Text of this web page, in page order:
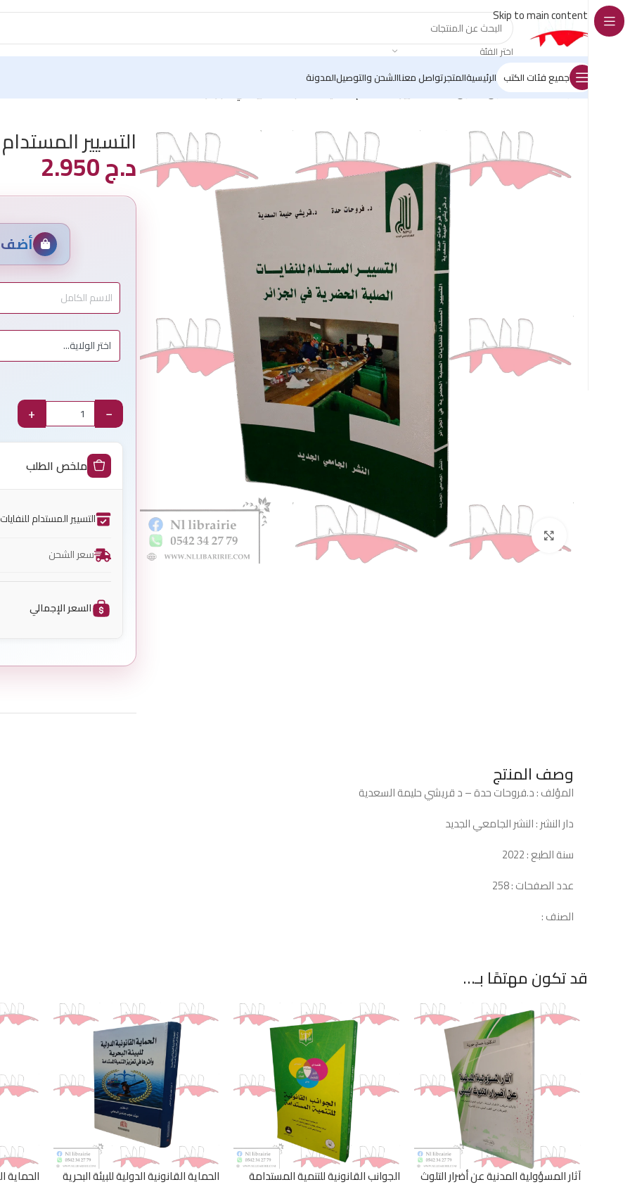
Skip to main content
اختر الفئة
جميع فئات الكتب الرئيسيةالمتجرتواصل معناالشحن والتوصيلالمدونة
الرئيسية/كتب القانون
Click to enlarge
التسيير
د.ج2.950
أضف
−
+
ملخص الطلب
التسيير المستدام
سعر الشحن
السعر الإجمالي
وصف المنتج
المؤلف : د.فروحات حدة – د قريشي حليمة السعدية
دار النشر : النشر الجامعي الجديد
سنة الطبع : 2022
عدد الصفحات : 258
الصنف :
قد تكون مهتمًا بـ…
آثار المسؤولية المدنية عن أضرار التلوث
الجوانب القانونية للتنمية المستدامة
الحماية القانونية الدولية للبيئة البحرية
الحماية